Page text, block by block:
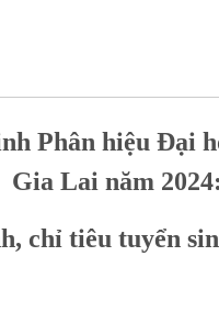
Phân hiệu Đại
Gia Lai năm
chỉ tiêu tuyển